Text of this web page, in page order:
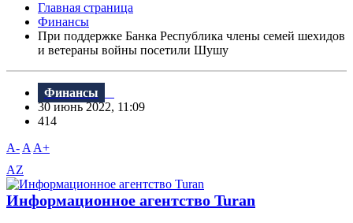
Главная страница
Финансы
При поддержке Банка Республика члены семей шехидов
и ветераны войны посетили Шушу
Финансы
30 июнь 2022, 11:09
414
A- A A+
AZ
Информационное агентство Turan